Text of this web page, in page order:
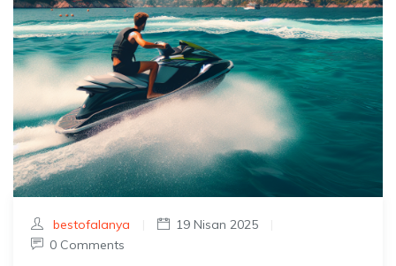
bestofalanya 19 Nisan 2025
0 Comments